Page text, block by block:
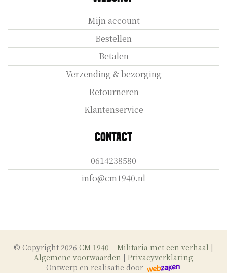
Mijn account
Bestellen
Betalen
Verzending & bezorging
Retourneren
Klantenservice
Contact
0614238580
info@cm1940.nl
© Copyright 2026 CM 1940 – Militaria met een verhaal |
Algemene voorwaarden | Privacyverklaring
Ontwerp en realisatie door